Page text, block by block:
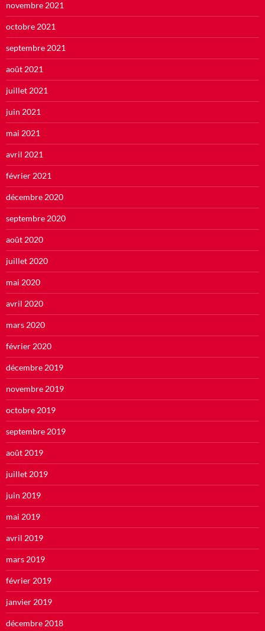
novembre 2021
octobre 2021
septembre 2021
août 2021
juillet 2021
juin 2021
mai 2021
avril 2021
février 2021
décembre 2020
septembre 2020
août 2020
juillet 2020
mai 2020
avril 2020
mars 2020
février 2020
décembre 2019
novembre 2019
octobre 2019
septembre 2019
août 2019
juillet 2019
juin 2019
mai 2019
avril 2019
mars 2019
février 2019
janvier 2019
décembre 2018